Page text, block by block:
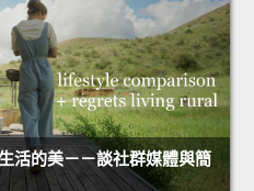
活的美－－談社群媒體與簡